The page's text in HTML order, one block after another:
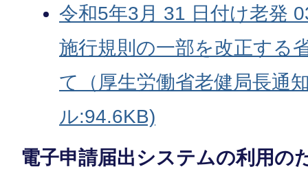
令和5年3月 31 日付け老発
施行規則の一部を改正する
て（厚生労働省老健局長通
ル:94.6KB)
電子申請届出システムの利用の